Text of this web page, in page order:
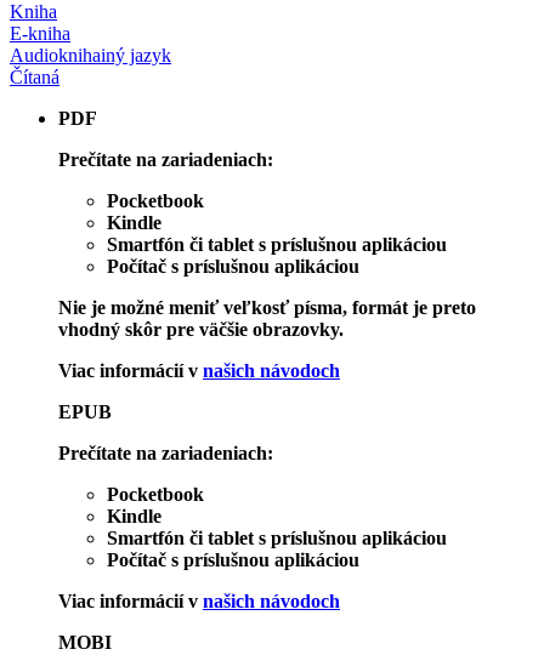
Kniha
E-kniha
Audioknihainý jazyk
Čítaná
PDF
Prečítate na zariadeniach:
Pocketbook
Kindle
Smartfón či tablet s príslušnou aplikáciou
Počítač s príslušnou aplikáciou
Nie je možné meniť veľkosť písma, formát je preto
vhodný skôr pre väčšie obrazovky.
Viac informácií v našich návodoch
EPUB
Prečítate na zariadeniach:
Pocketbook
Kindle
Smartfón či tablet s príslušnou aplikáciou
Počítač s príslušnou aplikáciou
Viac informácií v našich návodoch
MOBI